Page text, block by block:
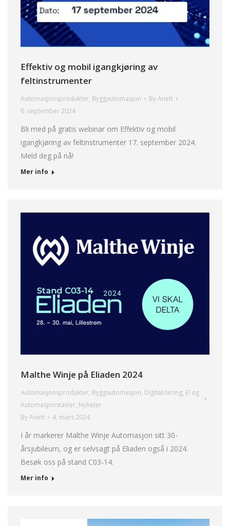
Effektiv og mobil igangkjøring av
feltinstrumenter
Automasjonsprodukter, Byggautomasjon ByAnett
6. september 2024
Bli med på gratis webinar om Effektiv og mobil
igangkjøring av feltinstrumenter 17. september 2024.
Meld deg på nå!
Mer info
Malthe Winje på Eliaden 2024
Automasjonsprodukter, Byggautomasjon, Digitalisering, El og
Automasjonstavler, Nyheter
ByAnett 4. mars 2024
I år markerer Malthe Winje Automasjon sitt 30-
årsjubileum, og er selvsagt på Eliaden også i 2024.
Besøk oss på stand C03-14.
Mer info